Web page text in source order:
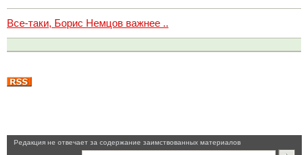
Все-таки, Борис Немцов важнее ..
Pедакция не отвечает за содержание заимствованных материалов